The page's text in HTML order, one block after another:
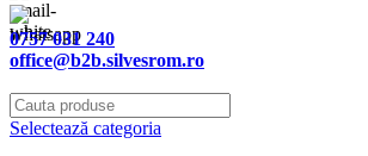
0757 031 240
office@b2b.silvesrom.ro
Selectează categoria